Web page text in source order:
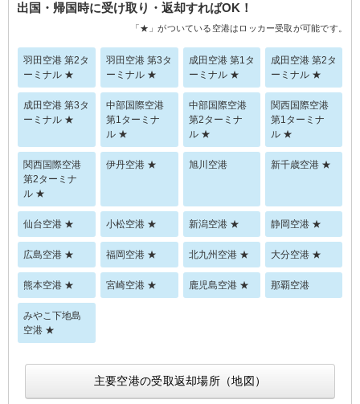
出国・帰国時に受け取り・返却すればOK！
「★」がついている空港はロッカー受取が可能です。
羽田空港 第2タ
ーミナル ★
羽田空港 第3タ
ーミナル ★
成田空港 第1タ
ーミナル ★
成田空港 第2タ
ーミナル ★
成田空港 第3タ
ーミナル ★
中部国際空港
第1ターミナ
ル ★
中部国際空港
第2ターミナ
ル ★
関西国際空港
第1ターミナ
ル ★
関西国際空港
第2ターミナ
ル ★
伊丹空港 ★ 旭川空港 新千歳空港 ★
仙台空港 ★ 小松空港 ★ 新潟空港 ★ 静岡空港 ★
広島空港 ★ 福岡空港 ★ 北九州空港 ★ 大分空港 ★
熊本空港 ★ 宮崎空港 ★ 鹿児島空港 ★ 那覇空港
みやこ下地島
空港 ★
主要空港の受取返却場所（地図）